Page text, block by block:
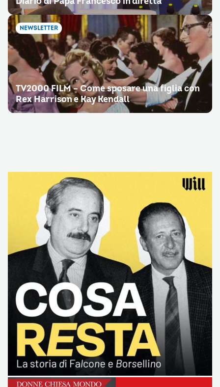
NEWSLETTER
TV2000 FILM – Come sposare una figlia con
Rex Harrison e Kay Kendall